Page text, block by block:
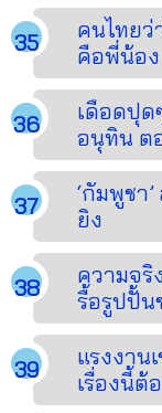
คนไทยว่
คือพี่น้อ
เดือดปุด
อนุทิน ต
‘กัมพูชา
ยิง
ความจริ
รื้อรูปปั้น
แรงงาน
เรื่องนี้ต้